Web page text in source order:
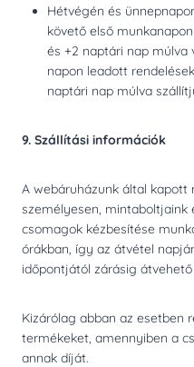
Hétvégén és
követő első
és +2 naptári nap múlva
napon leadott
naptári nap múlva
9. Szállítási információk
A webáruházunk által kapott
személyesen, mintaboltjaink
csomagok kézbesítése
órákban, így az átvétel
időpontjától zárásig
Kizárólag abban az esetben
termékeket, amennyiben a
annak díját.